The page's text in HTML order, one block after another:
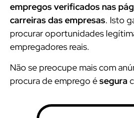
empregos verificados nas
carreiras das empresas. Isto
procurar oportunidades
empregadores reais.
Não se preocupe mais com
procura de emprego ésegura